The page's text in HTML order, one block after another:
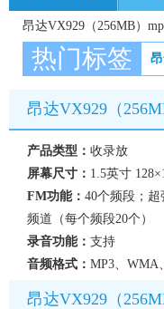
昂达VX929（256MB）
热门标签
昂达VX929（
产品类型： 收录放
屏幕尺寸： 1.5英寸
FM功能： 40个频段；
频道（每个频段20个）
录音功能： 支持
音频格式： MP3、WMA
昂达VX929（